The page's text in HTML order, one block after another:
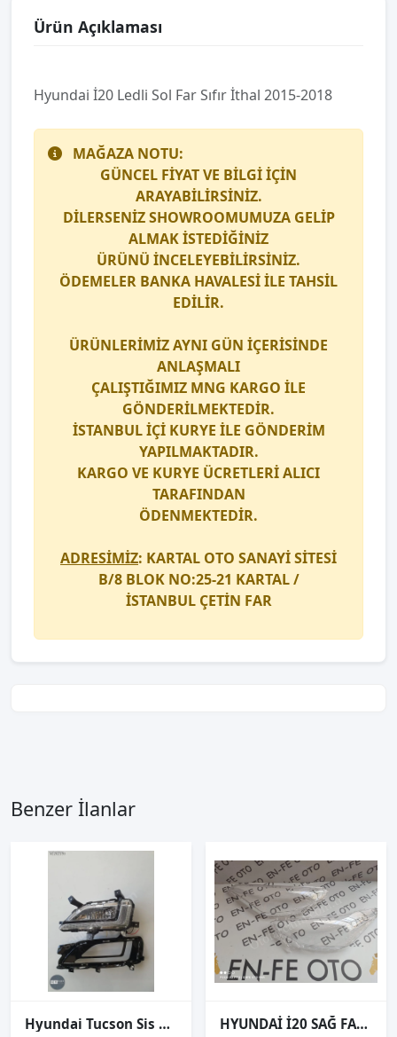
Ürün Açıklaması
Hyundai̇ İ20 Ledli̇ Sol Far Sıfır İthal 2015-2018
MAĞAZA NOTU:
GÜNCEL FİYAT VE BİLGİ İÇİN
ARAYABİLİRSİNİZ.
DİLERSENİZ SHOWROOMUMUZA GELİP
ALMAK İSTEDİĞİNİZ
ÜRÜNÜ İNCELEYEBİLİRSİNİZ.
ÖDEMELER BANKA HAVALESİ İLE TAHSİL
EDİLİR.
ÜRÜNLERİMİZ AYNI GÜN İÇERİSİNDE
ANLAŞMALI
ÇALIŞTIĞIMIZ MNG KARGO İLE
GÖNDERİLMEKTEDİR.
İSTANBUL İÇİ KURYE İLE GÖNDERİM
YAPILMAKTADIR.
KARGO VE KURYE ÜCRETLERİ ALICI
TARAFINDAN
ÖDENMEKTEDİR.
ADRESİMİZ: KARTAL OTO SANAYİ SİTESİ
B/8 BLOK NO:25-21 KARTAL /
İSTANBUL ÇETİN FAR
Benzer İlanlar
Hyundai Tucson Sis Lambası Kapaklı Sol Ledli 2019-2021 HYUNDAİ İ20 SAĞ FAR CAMI SIFIR